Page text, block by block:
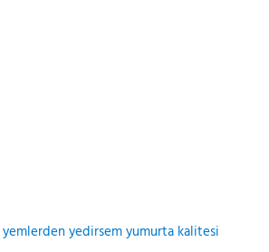
yemlerden yedirsem yumurta kalitesi